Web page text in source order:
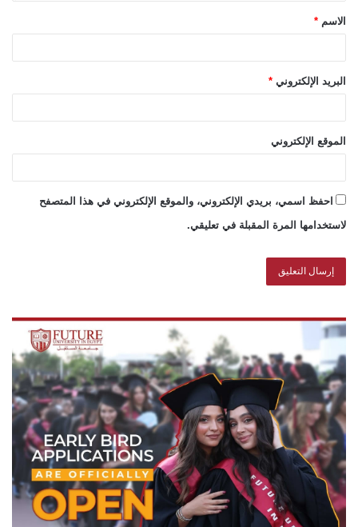
الاسم *
البريد الإلكتروني *
الموقع الإلكتروني
احفظ اسمي، بريدي الإلكتروني، والموقع الإلكتروني في هذا المتصفح
لاستخدامها المرة المقبلة في تعليقي.